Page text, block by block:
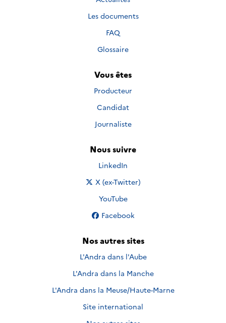
Les documents
FAQ
Glossaire
Vous êtes
Producteur
Candidat
Journaliste
Nous suivre
Nous suivre sur
LinkedIn
Nous suivre sur
X (ex-Twitter)
Nous suivre sur
YouTube
Nous suivre sur
Facebook
Nos autres sites
L'Andra dans l'Aube
L'Andra dans la Manche
L'Andra dans la Meuse/Haute-Marne
Site international